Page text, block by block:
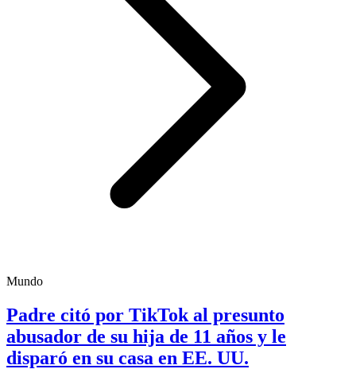
Mundo
Padre citó por TikTok al presunto
abusador de su hija de 11 años y le
disparó en su casa en EE. UU.